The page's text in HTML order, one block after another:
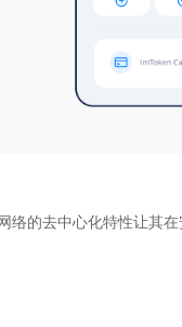
的去中心化特性让其